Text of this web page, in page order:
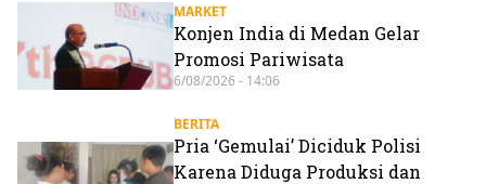
MARKET
Konjen India di Medan Gelar
Promosi Pariwisata
6/08/2026 - 14:06
BERITA
Pria ‘Gemulai’ Diciduk Polisi
Karena Diduga Produksi dan